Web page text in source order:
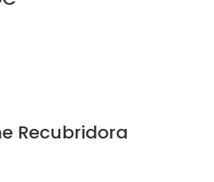
Recubridora